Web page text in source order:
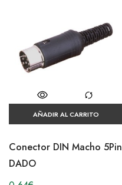
AÑADIR AL CARRITO
Conector DIN Macho 5Pin
DADO